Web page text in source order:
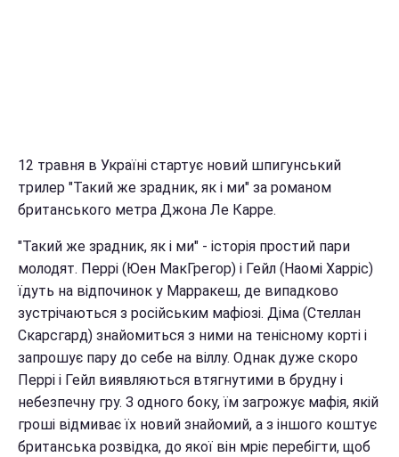
12 травня в Україні стартує новий шпигунський
трилер "Такий же зрадник, як і ми" за романом
британського метра Джона Ле Карре.
"Такий же зрадник, як і ми" - історія простий пари
молодят. Перрі (Юен МакГрегор) і Гейл (Наомі Харріс)
їдуть на відпочинок у Марракеш, де випадково
зустрічаються з російським мафіозі. Діма (Стеллан
Скарсгард) знайомиться з ними на тенісному корті і
запрошує пару до себе на віллу. Однак дуже скоро
Перрі і Гейл виявляються втягнутими в брудну і
небезпечну гру. З одного боку, їм загрожує мафія, якій
гроші відмиває їх новий знайомий, а з іншого коштує
британська розвідка, до якої він мріє перебігти, щоб